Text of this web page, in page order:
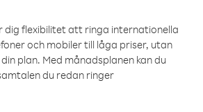
dig flexibilitet att ringa internationella
och mobiler till låga priser, utan
plan. Med månadsplanen kan du
du redan ringer